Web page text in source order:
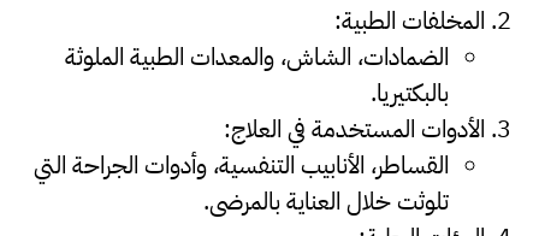
المخلفات الطبية:
الضمادات، الشاش، والمعدات الطبية الملوثة
بالبكتيريا.
الأدوات المستخدمة في العلاج:
القساطر، الأنابيب التنفسية، وأدوات الجراحة التي
تلوثت خلال العناية بالمرضى.